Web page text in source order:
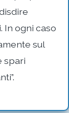
In ogni caso
sul
spari